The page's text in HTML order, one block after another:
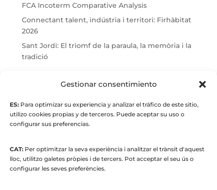
Gestionar consentimiento
ES: Para optimizar su experiencia y analizar el tráfico de este sitio,
utilizo cookies propias y de terceros. Puede aceptar su uso o
configurar sus preferencias.
CAT: Per optimitzar la seva experiència i analitzar el trànsit d'aquest
lloc, utilitzo galetes pròpies i de tercers. Pot acceptar el seu ús o
configurar les seves preferències.
FCA Incoterm Comparative Analysis
Connectant talent, indústria i territori: Firhàbitat
2026
Sant Jordi: El triomf de la paraula, la memòria i la
tradició
© Maria Fernandez Alonso
Full index